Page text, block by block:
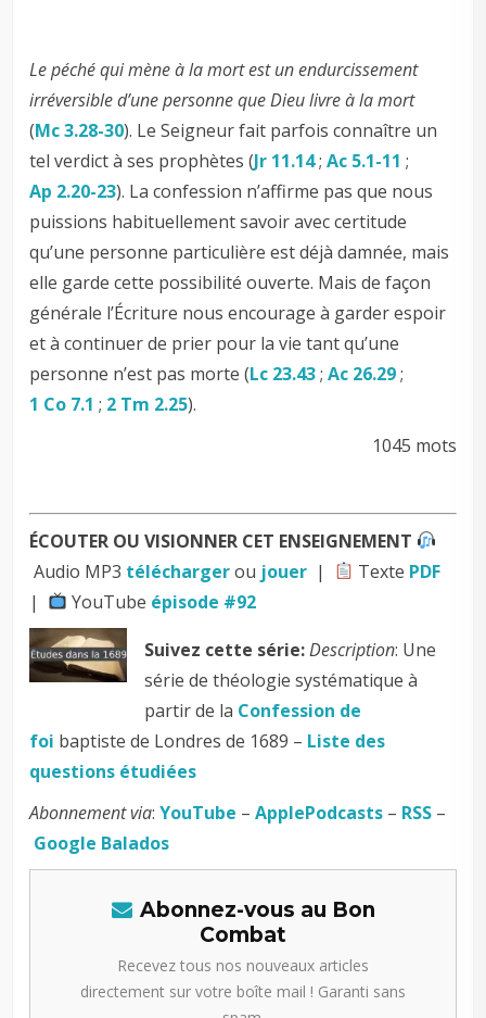
Le péché qui mène à la mort est un endurcissement
irréversible d’une personne que Dieu livre à la mort
(Mc 3.28-30). Le Seigneur fait parfois connaître un
tel verdict à ses prophètes (Jr 11.14;Ac 5.1-11 ;
Ap 2.20-23). La confession n’affirme pas que nous
puissions habituellement savoir avec certitude
qu’une personne particulière est déjà damnée, mais
elle garde cette possibilité ouverte. Mais de façon
générale l’Écriture nous encourage à garder espoir
et à continuer de prier pour la vie tant qu’une
personne n’est pas morte (Lc 23.43;Ac 26.29;
1 Co 7.1 ; 2 Tm 2.25).
1045 mots
ÉCOUTER OU VISIONNER CET ENSEIGNEMENT
Audio MP3 téléchargerou jouer | Texte PDF
|
YouTube épisode #92
Suivez cette série:Description: Une
série de théologie systématique à
partir de la Confession de
foi baptiste de Londres de 1689 – Liste des
questions étudiées
Abonnement via:YouTube –ApplePodcasts – RSS –
Google Balados
Abonnez-vous au Bon
Combat
Recevez tous nos nouveaux articles
directement sur votre boîte mail ! Garanti sans